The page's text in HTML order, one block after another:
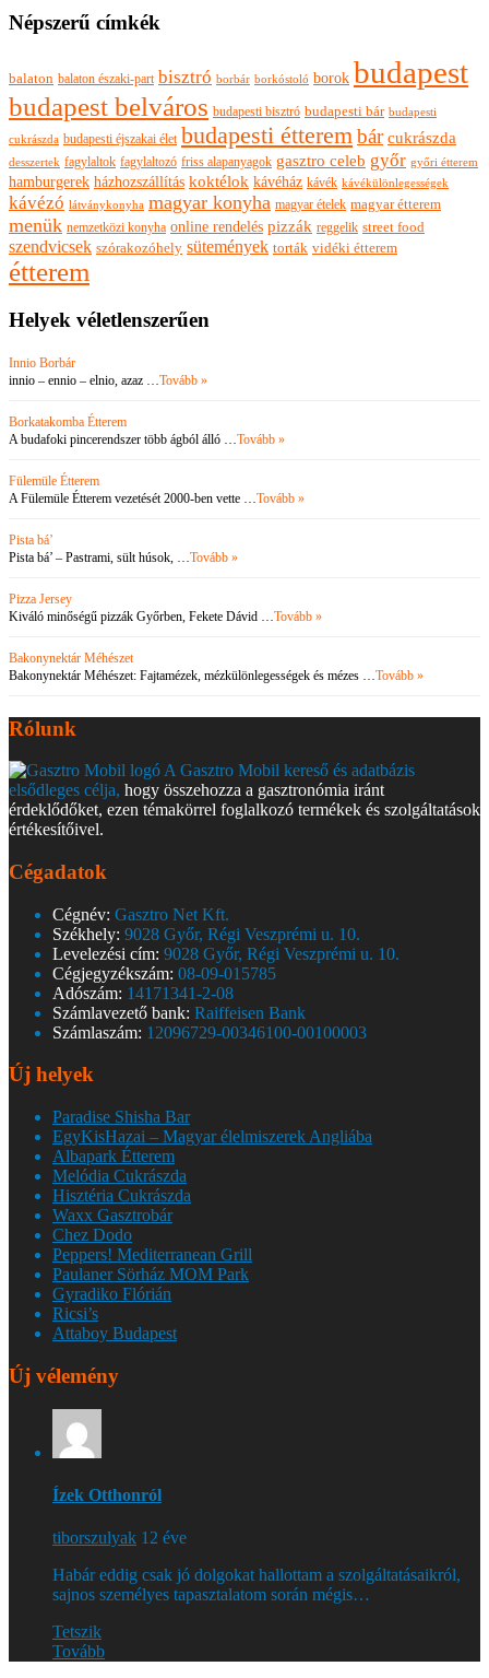
Népszerű címkék
balaton balaton északi-part bisztró borbár borkóstoló borok budapest
budapest belváros budapesti bisztró budapesti bár budapesti
cukrászda budapesti éjszakai élet budapesti étterembár cukrászda
desszertek fagylaltok fagylaltozó friss alapanyagok gasztro celeb győr győri étterem
hamburgerek házhozszállítás koktélok kávéház kávék kávékülönlegességek
kávézó látványkonyha magyar konyha magyar ételek magyar étterem
menük nemzetközi konyha online rendelés pizzák reggelik street food
szendvicsek szórakozóhely sütemények torták vidéki étterem
étterem
Helyek véletlenszerűen
Innio Borbár
innio – ennio – elnio, azaz …Tovább »
Borkatakomba Étterem
A budafoki pincerendszer több ágból álló …Tovább »
Fülemüle Étterem
A Fülemüle Étterem vezetését 2000-ben vette …Tovább »
Pista bá’
Pista bá’ – Pastrami, sült húsok, …Tovább »
Pizza Jersey
Kiváló minőségű pizzák Győrben, Fekete Dávid …Tovább »
Bakonynektár Méhészet
Bakonynektár Méhészet: Fajtamézek, mézkülönlegességek és mézes …Tovább »
Rólunk
A Gasztro Mobil kereső és adatbázis
elsődleges célja, hogy összehozza a gasztronómia iránt
érdeklődőket, ezen témakörrel foglalkozó termékek és szolgáltatások
értékesítőivel.
Cégadatok
Cégnév: Gasztro Net Kft.
Székhely: 9028 Győr, Régi Veszprémi u. 10.
Levelezési cím: 9028 Győr, Régi Veszprémi u. 10.
Cégjegyzékszám: 08-09-015785
Adószám: 14171341-2-08
Számlavezető bank: Raiffeisen Bank
Számlaszám: 12096729-00346100-00100003
Új helyek
Paradise Shisha Bar
EgyKisHazai – Magyar élelmiszerek Angliába
Albapark Étterem
Melódia Cukrászda
Hisztéria Cukrászda
Waxx Gasztrobár
Chez Dodo
Peppers! Mediterranean Grill
Paulaner Sörház MOM Park
Gyradiko Flórián
Ricsi’s
Attaboy Budapest
Új vélemény
Ízek Otthonról
tiborszulyak 12 éve
Habár eddig csak jó dolgokat hallottam a szolgáltatásaikról,
sajnos személyes tapasztalatom során mégis…
Tetszik
Tovább